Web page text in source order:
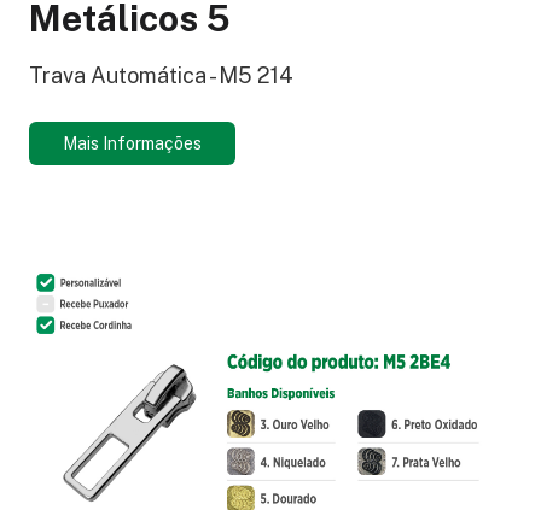
Metálicos 5
Trava Automática - M5 214
Mais Informações